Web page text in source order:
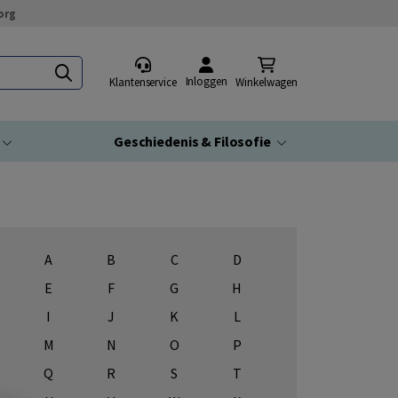
Klantenservice Inloggen Winkelwagen
Geschiedenis & Filosofie
A B C
D
E
F G
H
I
J K
L
M
N O
P
Q
R S
T